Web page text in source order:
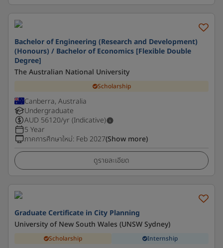
Bachelor of Engineering (Research and Development)
(Honours) / Bachelor of Economics [Flexible Double
Degree]
The Australian National University
Scholarship
Canberra, Australia
Undergraduate
AUD 56120/yr (Indicative)
5 Year
ภาคการศึกษาใหม่: Feb 2027(Show more)
ดูรายละเอียด
Graduate Certificate in City Planning
University of New South Wales (UNSW Sydney)
Scholarship Internship